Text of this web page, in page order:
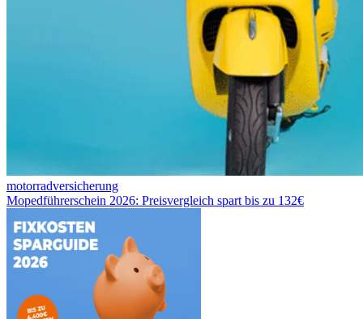
motorradversicherung
Mopedführerschein 2026: Preisvergleich spart bis zu 132€